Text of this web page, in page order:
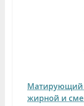
Матирующий
жирной и